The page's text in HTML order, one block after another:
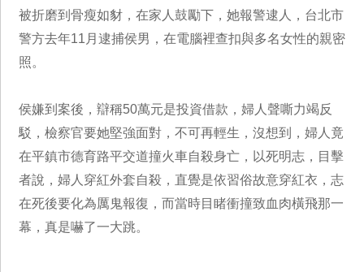
被折磨到骨瘦如豺，在家人鼓勵下，她報警逮人，台北市
警方去年11月逮捕侯男，在電腦裡查扣與多名女性的親密
照。
侯嫌到案後，辯稱50萬元是投資借款，婦人聲嘶力竭反
駁，檢察官要她堅強面對，不可再輕生，沒想到，婦人竟
在平鎮市德育路平交道撞火車自殺身亡，以死明志，目擊
者說，婦人穿紅外套自殺，直覺是依習俗故意穿紅衣，志
在死後要化為厲鬼報復，而當時目睹衝撞致血肉橫飛那一
幕，真是嚇了一大跳。